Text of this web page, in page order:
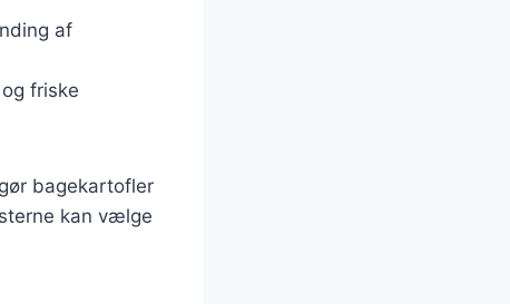
af
friske
bagekartofler
kan vælge